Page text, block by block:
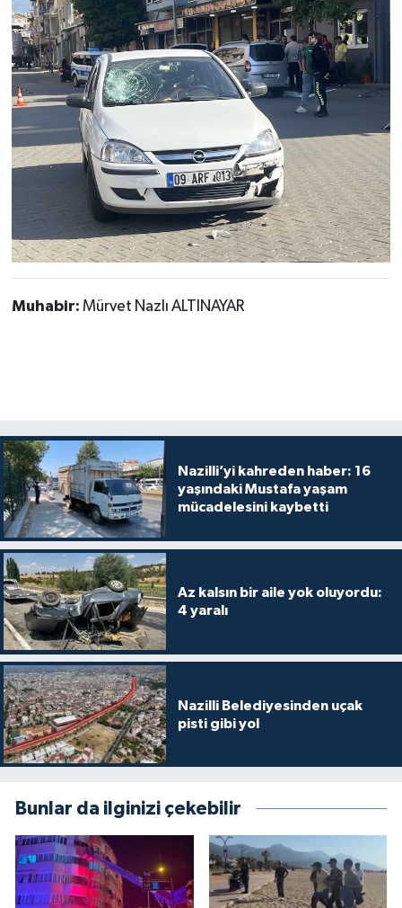
Muhabir: Mürvet Nazlı ALTINAYAR
Nazilli’yi kahreden haber: 16
yaşındaki Mustafa yaşam
mücadelesini kaybetti
Az kalsın bir aile yok oluyordu:
4 yaralı
Nazilli Belediyesinden uçak
pisti gibi yol
Bunlar da ilginizi çekebilir